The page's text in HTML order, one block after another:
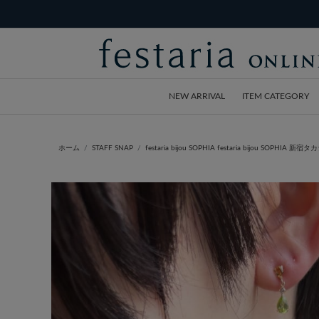
NEW ARRIVAL ITEM CATEGORY
ホーム STAFF SNAP festaria bijou SOPHIA festaria bijou SOPHIA 新宿タ